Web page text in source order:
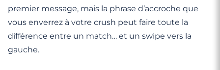
premier message, mais la phrase d’accroche que
vous enverrez à votre crush peut faire toute la
différence entre un match… et un swipe vers la
gauche.